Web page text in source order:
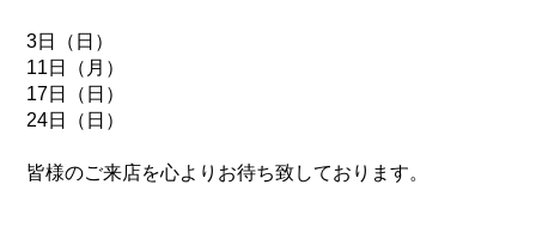
3日（日）
11日（月）
17日（日）
24日（日）
皆様のご来店を心よりお待ち致しております。